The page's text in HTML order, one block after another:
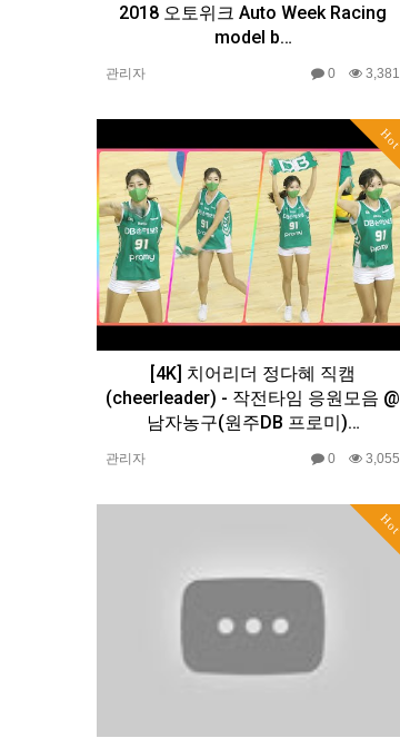
2018 오토위크 Auto Week Racing
model b…
관리자 0 3,381
Hot
[4K] 치어리더 정다혜 직캠
(cheerleader) - 작전타임 응원모음 @
남자농구(원주DB 프로미)…
관리자 0 3,055
Hot